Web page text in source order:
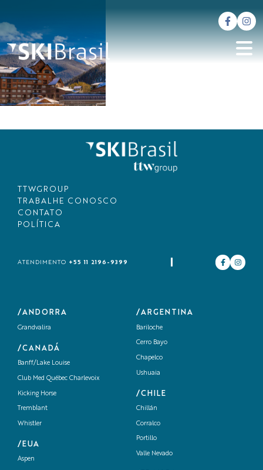
TTWGROUP
TRABALHE CONOSCO
CONTATO
POLÍTICA
ATENDIMENTO +55 11 2196-9399
/ANDORRA
Grandvalira
/CANADÁ
Banff/Lake Louise
Club Med Québec Charlevoix
Kicking Horse
Tremblant
Whistler
/EUA
Aspen
/ARGENTINA
Bariloche
Cerro Bayo
Chapelco
Ushuaia
/CHILE
Chillán
Corralco
Portillo
Valle Nevado